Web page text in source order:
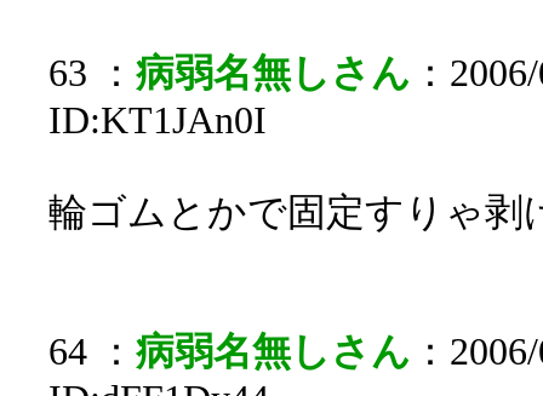
63 ： 病弱名無しさん ：
ID:KT1JAn0I
輪ゴムとかで固定すりゃ剥
64 ： 病弱名無しさん ：